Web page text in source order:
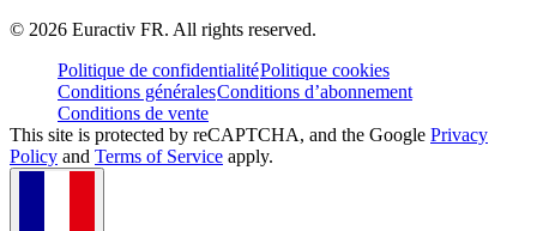
© 2026 Euractiv FR. All rights reserved.
Politique de confidentialitéPolitique cookies
Conditions généralesConditions d’abonnement
Conditions de vente
This site is protected by reCAPTCHA, and the Google Privacy
Policy and Terms of Service apply.